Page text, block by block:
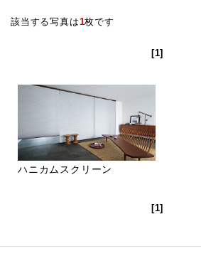
該当する写真は1枚です
[1]
ハニカムスクリーン
[1]